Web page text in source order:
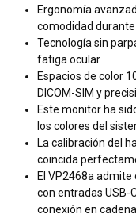
Ergonomía
comodidad
Tecnología sin
fatiga ocular
Espacios de color
DICOM-SIM y
Este monitor ha
los colores del
La calibración del
coincida
El VP2468a
con entradas USB-
conexión en